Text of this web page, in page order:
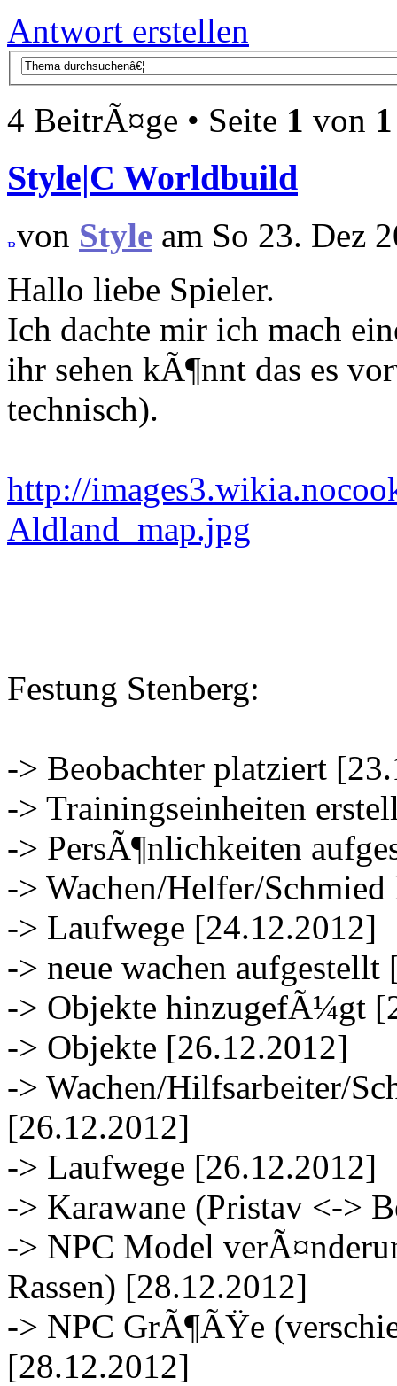
Antwort erstellen
4 BeitrÃ¤ge • Seite 1 von 1
Style|C Worldbuild
von Style am So 23. Dez
Hallo liebe Spieler.
Ich dachte mir ich mach
ihr sehen kÃ¶nnt das es
technisch).
http://
Aldland_map.jpg
Festung Stenberg:
-> Beobachter platziert
-> Trainingseinheiten
-> PersÃ¶nlichkeiten
-> Wachen/Helfer/
-> Laufwege [24.12.2012]
-> neue wachen
-> Objekte hinzugefÃ¼gt
-> Objekte [26.12.2012]
-> Wachen/Hilfsarbeiter/
[26.12.2012]
-> Laufwege [26.12.2012]
-> Karawane (Pristav <->
-> NPC Model
Rassen) [28.12.2012]
-> NPC GrÃ¶ÃŸe
[28.12.2012]